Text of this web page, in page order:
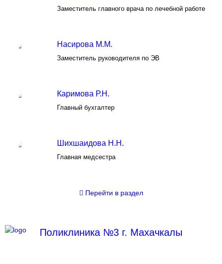
Заместитель главного врача по лечебной работе
Насирова М.М.
Заместитель руководителя по ЭВ
Каримова Р.Н.
Главный бухгалтер
Шихшаидова Н.Н.
Главная медсестра
Перейти в раздел
Поликлиника №3 г. Махачкалы